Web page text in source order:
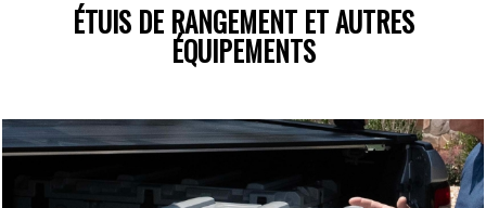
ÉTUIS DE RANGEMENT ET AUTRES
ÉQUIPEMENTS